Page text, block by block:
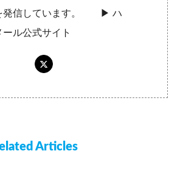
発信しています。 ▶︎ハ
ール公式サイト
Articles